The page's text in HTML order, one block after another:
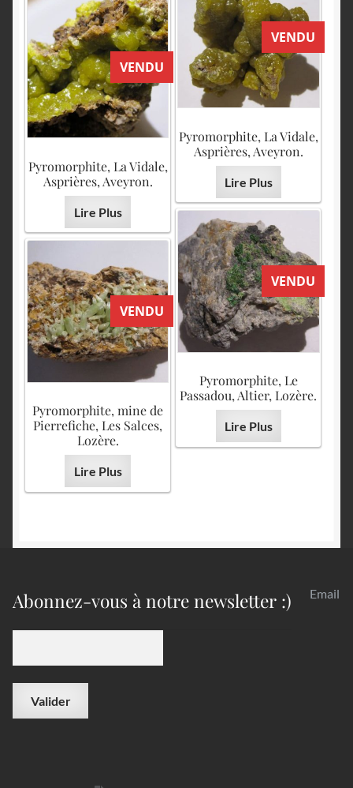
VENDU
Pyromorphite, La Vidale,
Asprières, Aveyron.
Lire Plus
VENDU
Pyromorphite, La Vidale,
Asprières, Aveyron.
Lire Plus
VENDU
Pyromorphite, Le
Passadou, Altier, Lozère.
Lire Plus
VENDU
Pyromorphite, mine de
Pierrefiche, Les Salces,
Lozère.
Lire Plus
Abonnez-vous à notre newsletter :) Email